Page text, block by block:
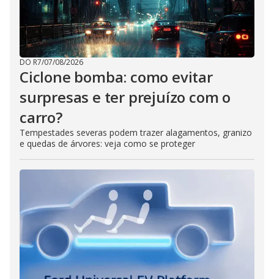
DO R7/07/08/2026
Ciclone bomba: como evitar
surpresas e ter prejuízo com o
carro?
Tempestades severas podem trazer alagamentos, granizo
e quedas de árvores: veja como se proteger